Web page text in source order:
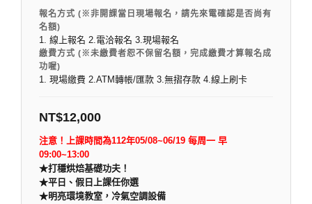
報名方式 (※非開課當日現場報名，請先來電確認是否尚有
名額)
1. 線上報名 2.電洽報名 3.現場報名
繳費方式 (※未繳費者恕不保留名額，完成繳費才算報名成
功喔)
1. 現場繳費 2.ATM轉帳/匯款 3.無摺存款 4.線上刷卡
NT$12,000
注意！上課時間為112年05/08~06/19 每周一 早
09:00~13:00
★打穩烘焙基礎功夫！
★平日、假日上課任你選
★明亮環境教室，冷氣空調設備